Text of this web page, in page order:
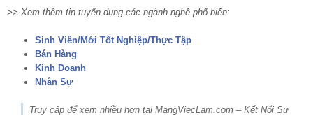
>> Xem thêm tin tuyển dụng các ngành nghề phổ biến:
Sinh Viên/Mới Tốt Nghiệp/Thực Tập
Bán Hàng
Kinh Doanh
Nhân Sự
Truy cập để xem nhiều hơn tại MangViecLam.com – Kết Nối Sự